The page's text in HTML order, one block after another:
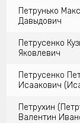
Петрунько
Давыдович
Петрусенко
Яковлевич
Петрусенко
Исаакович
Петрухин
Валентин